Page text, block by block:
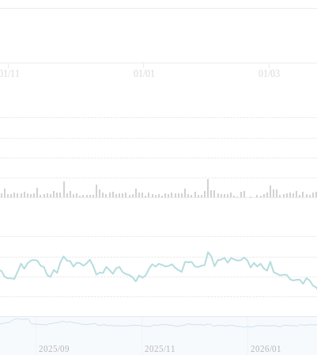
11 01/01 01/03
2025/09 2025/11 2026/01